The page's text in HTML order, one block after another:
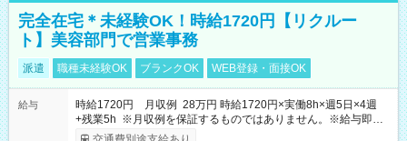
完全在宅＊未経験OK！時給1720円【リクルー
ト】美容部門で営業事務
派遣 職種未経験OK ブランクOK WEB登録・面接OK
給与
時給1720円 月収例 28万円 時給1720円×実働8h×週5日×4週
+残業5h ※月収例を保証するものではありません。※給与即受
取りサービス利用可（利用条件有）